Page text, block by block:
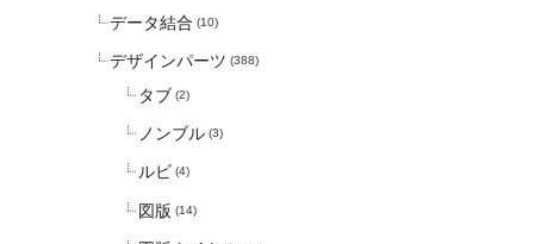
データ結合 (10)
デザインパーツ (388)
タブ (2)
ノンブル (3)
ルビ (4)
図版 (14)